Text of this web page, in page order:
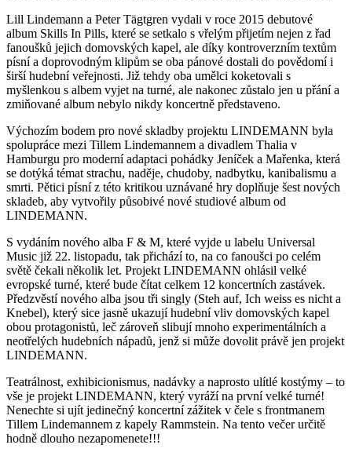
Lill Lindemann a Peter Tägtgren vydali v roce 2015 debutové
album Skills In Pills, které se setkalo s vřelým přijetím nejen z řad
fanoušků jejich domovských kapel, ale díky kontroverzním textům
písní a doprovodným klipům se oba pánové dostali do povědomí i
širší hudební veřejnosti. Již tehdy oba umělci koketovali s
myšlenkou s albem vyjet na turné, ale nakonec zůstalo jen u přání a
zmiňované album nebylo nikdy koncertně představeno.
Výchozím bodem pro nové skladby projektu LINDEMANN byla
spolupráce mezi Tillem Lindemannem a divadlem Thalia v
Hamburgu pro moderní adaptaci pohádky Jeníček a Mařenka, která
se dotýká témat strachu, naděje, chudoby, nadbytku, kanibalismu a
smrti. Pětici písní z této kritikou uznávané hry doplňuje šest nových
skladeb, aby vytvořily působivé nové studiové album od
LINDEMANN.
S vydáním nového alba F & M, které vyjde u labelu Universal
Music již 22. listopadu, tak přichází to, na co fanoušci po celém
světě čekali několik let. Projekt LINDEMANN ohlásil velké
evropské turné, které bude čítat celkem 12 koncertních zastávek.
Předzvěstí nového alba jsou tři singly (Steh auf, Ich weiss es nicht a
Knebel), který sice jasně ukazují hudební vliv domovských kapel
obou protagonistů, leč zároveň slibují mnoho experimentálních a
neotřelých hudebních nápadů, jenž si může dovolit právě jen projekt
LINDEMANN.
Teatrálnost, exhibicionismus, nadávky a naprosto ulítlé kostýmy – to
vše je projekt LINDEMANN, který vyráží na první velké turné!
Nenechte si ujít jedinečný koncertní zážitek v čele s frontmanem
Tillem Lindemannem z kapely Rammstein. Na tento večer určitě
hodně dlouho nezapomenete!!!